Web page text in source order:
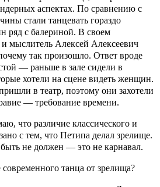
аспектах. По сравнению с
стали танцевать гораздо
ряд с балериной. В своем
и мыслитель Алексей Алексеевич
так произошло. Ответ вроде
— раньше в зале сидели в
хотели на сцене видеть женщин.
в театр, поэтому они захотели
— требование времени.
что различие классического и
с тем, что Петипа делал зрелище.
не должен — это не карнавал.
танца от зрелища?